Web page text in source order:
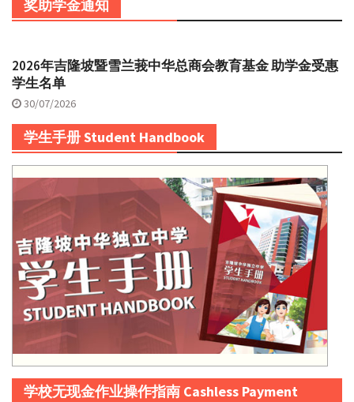
奖助学金通知
2026年吉隆坡暨雪兰莪中华总商会教育基金 助学金受惠
学生名单
30/07/2026
学生手册 Student Handbook
学校无现金作业操作指南 Cashless Payment